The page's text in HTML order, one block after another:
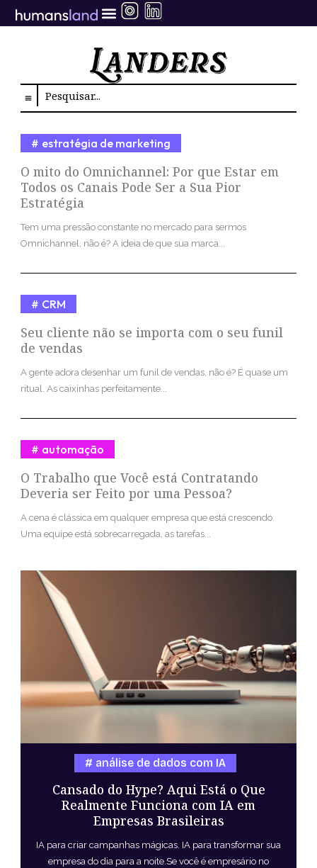
para
Search
O mito do Omnichannel: Por que Estar em
Todos os Canais Pode Ser a Sua Pior
Estratégia
estratégia de marketing
Tem uma pressão constante no mercado para sermos
Omnichannel, não é? A ideia de que sua marca...
Seu cliente não se importa com o seu funil
de vendas
CRM
A gente adora desenhar um funil de vendas, não é? É quase um
ritual. As caixinhas perfeitamente...
O Trabalho que Você está Contratando
Deveria ser Feito por uma Pessoa?
automação
A cena é clássica em qualquer empresa que está crescendo.
Uma equipe está sobrecarregada, as tarefas...
Cansado do Hype? Aqui Está o Que
Realmente Funciona com IA em
Empresas Brasileiras
análise de dados com IA
IA para criar campanhas mágicas. IA para transformar sua
empresa do dia para a noite.Se você é empresário no